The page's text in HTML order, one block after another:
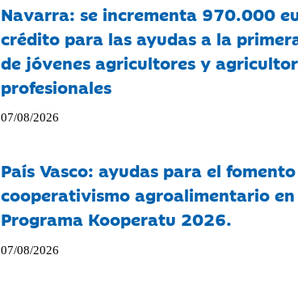
Navarra: se incrementa 970.000
crédito para las ayudas a la
de jóvenes agricultores y
profesionales
07/08/2026
País Vasco: ayudas para el
cooperativismo agroalimentario en
Programa Kooperatu 2026.
07/08/2026